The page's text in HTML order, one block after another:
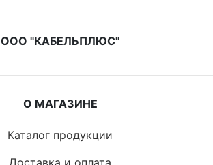
ООО "КАБЕЛЬПЛЮС"
О МАГАЗИНЕ
Каталог продукции
Доставка и оплата